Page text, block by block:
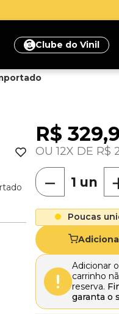
ganhe 5% de
Clube do Vinil
R$ 329,
12 R$
－
Poucas
Adicionar
carrinho
reserva.
garanta o